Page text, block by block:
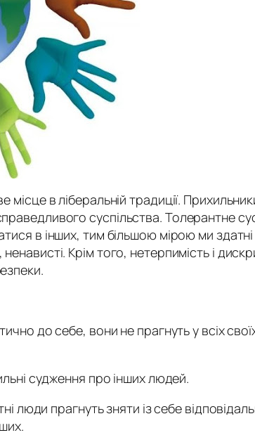
в ліберальній традиції.
суспільства. Толерантне
в інших, тим більшою мірою ми
Крім того, нетерпимість і
до себе, вони не прагнуть у всіх
судження про інших людей.
люди прагнуть зняти із себе